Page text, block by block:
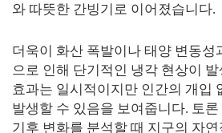
와 따뜻한 간빙기로 이어졌습니다.
더욱이 화산 폭발이나 태양 변동성
으로 인해 단기적인 냉각 현상이
효과는 일시적이지만 인간의 개입
발생할 수 있음을 보여줍니다. 토
기후 변화를 분석할 때 지구의 자